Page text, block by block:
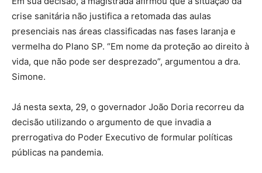
crise sanitária não justifica a retomada das aulas
presenciais nas áreas classificadas nas fases laranja e
vermelha do Plano SP. “Em nome da proteção ao direito à
vida, que não pode ser desprezado”, argumentou a dra.
Simone.
Já nesta sexta, 29, o governador João Doria recorreu da
decisão utilizando o argumento de que invadia a
prerrogativa do Poder Executivo de formular políticas
públicas na pandemia.